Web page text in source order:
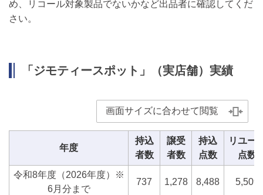
め、リコール対象製品でないかなど出品者に確認してくだ
さい。
「ジモティースポット」（実店舗）実績
画面サイズに合わせて閲覧
年度
持込
者数
譲受
者数
持込
点数
リユー
点数
令和8年度（2026年度）※
6月分まで
737 1,278 8,488 5,509